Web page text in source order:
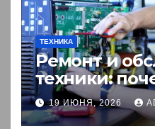
ТЕХНИКА
Ремонт и
техники:
выгоднее
19 ИЮНЯ, 2026